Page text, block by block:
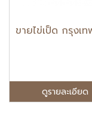
ขายไข่เป็ด กรุงเท
ดูรายละเอียด